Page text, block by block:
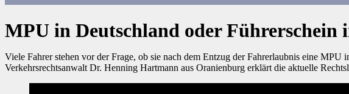
MPU in Deutschland oder
Viele Fahrer stehen vor der Frage, ob sie nach dem Entzug der Fahrerlaubnis eine
Verkehrsrechtsanwalt Dr. Henning Hartmann aus Oranienburg erklärt die aktuelle